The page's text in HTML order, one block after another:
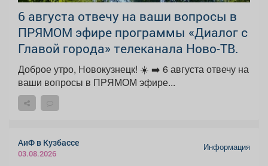
6 августа отвечу на ваши вопросы в
ПРЯМОМ эфире программы «Диалог с
Главой города» телеканала Ново-ТВ.
Доброе утро, Новокузнецк! ☀️ ➡️‌ 6 августа отвечу на
ваши вопросы в ПРЯМОМ эфире...
АиФ в Кузбассе
03.08.2026
Информация